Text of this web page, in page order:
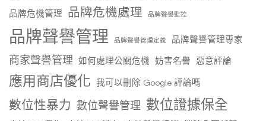
品牌危機管理 品牌危機處理 品牌聲譽監控
品牌聲譽管理 品牌聲譽管理定義 品牌聲譽管理專家
商家聲譽管理 如何處理公關危機 妨害名譽 惡意評論
應用商店優化 我可以刪除 Google 評論嗎
數位性暴力 數位聲譽管理 數位證據保全